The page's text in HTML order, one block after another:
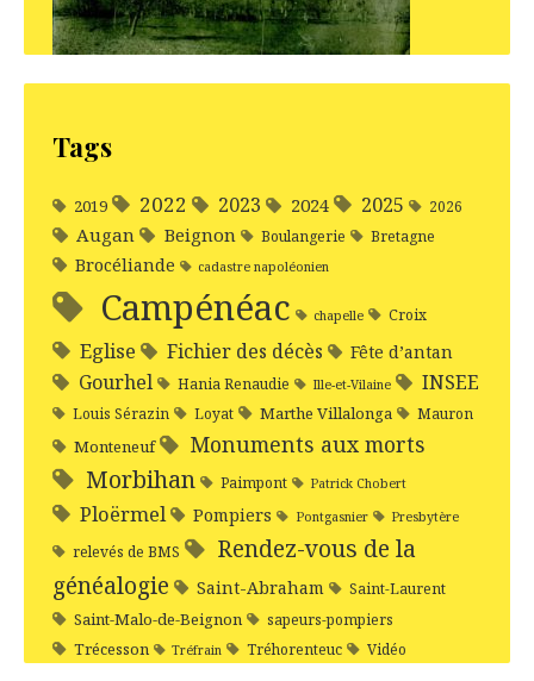
Tags
2019 2022 2023 2024 2025 2026
Augan Beignon Boulangerie Bretagne
Brocéliande cadastre napoléonien
Campénéac chapelle Croix
Eglise Fichier des décès Fête d’antan
Gourhel Hania Renaudie Ille-et-Vilaine INSEE
Louis Sérazin Loyat Marthe Villalonga Mauron
Monteneuf Monuments aux morts
Morbihan Paimpont Patrick Chobert
Ploërmel Pompiers Pontgasnier Presbytère
relevés de BMS
Rendez-vous de la
généalogie
Saint-Abraham Saint-Laurent
Saint-Malo-de-Beignon sapeurs-pompiers
Trécesson Tréfrain Tréhorenteuc Vidéo